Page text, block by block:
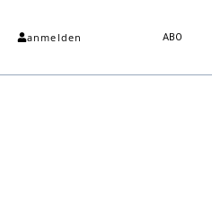
anmelden ABO